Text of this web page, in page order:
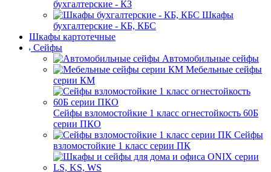
бухгалтерские - КЗ
Шкафы
бухгалтерские - КБ, КБС
Шкафы картотечные
Сейфы
Автомобильные сейфы
Мебельные сейфы
серии КМ
Сейфы взломостойкие 1 класс огнестойкость 60Б
серии ПКО
Сейфы
взломостойкие 1 класс серии ПК